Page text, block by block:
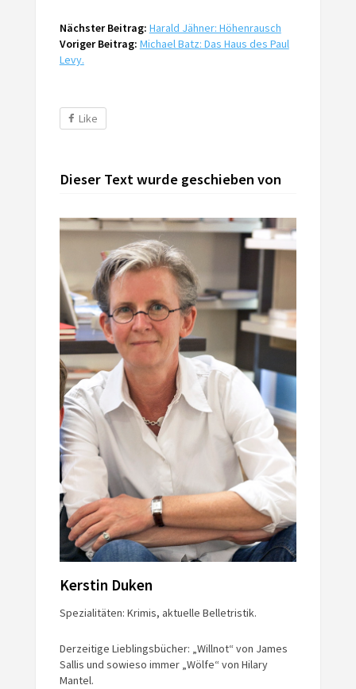
Nächster Beitrag: Harald Jähner: Höhenrausch
Voriger Beitrag: Michael Batz: Das Haus des Paul
Levy.
Like
Dieser Text wurde geschieben von
Kerstin Duken
Spezialitäten: Krimis, aktuelle Belletristik.
Derzeitige Lieblingsbücher: „Willnot“ von James
Sallis und sowieso immer „Wölfe“ von Hilary
Mantel.